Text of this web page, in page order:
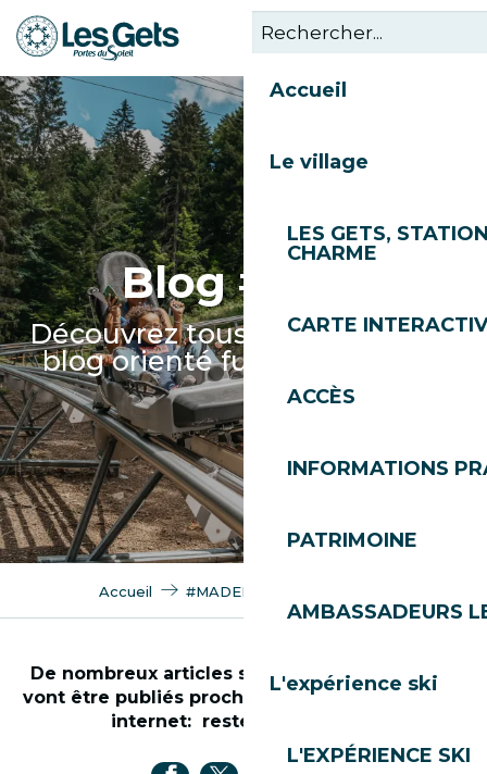
Aller
au
principal
Accueil
Le village
LES GETS,
CHARME
CARTE
ACCÈS
INFORMATIONS
PATRIMOINE
AMBASSADEURS
L'expérience ski
L'EXPÉRIENCE SKI
Blog #FUN
Découvrez tous nos articles de
blog orienté fun et activités !
Accueil #MADEINLESGETS
De nombreux articles sur la thématique #fun
vont être publiés prochainement sur notre site
internet: restez connectés !